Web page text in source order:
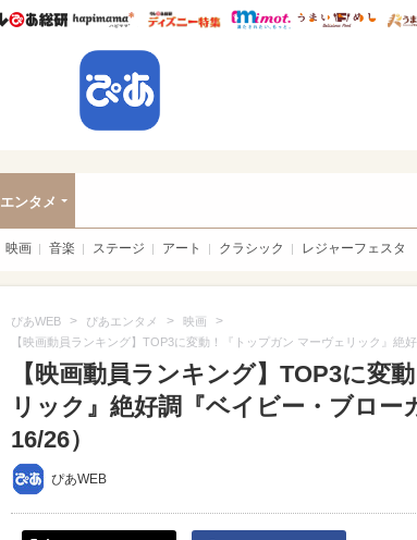
ウレぴあ総研ハピママ* ウレぴあ総研 ディズニー
mimot. うま
エンタメ
映画 音楽 ステージ アート クラシック レジャーフェスタ
ぴあWEB > ぴあエンタメ > 映画 >
【映画動員ランキング】TOP3に変動！『トップガン マーヴェリック』絶
【映画動員ランキング】TOP3に変
リック』絶好調『ベイビー・ブロ
16/26）
ぴあWEB